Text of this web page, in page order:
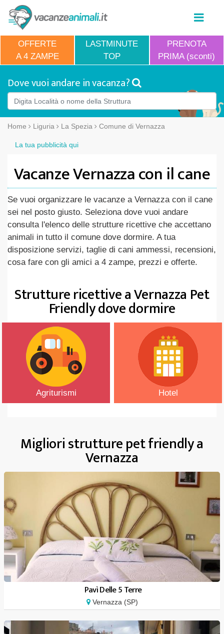
OFFERTE
A 4 ZAMPE
LASTMINUTE
TOP
PRENOTA
PRIMA (sconti)
Dove vuoi andare in vacanza?
Home Liguria La Spezia Comune di Vernazza
La tua pubblicità qui
Vacanze Vernazza con il cane
Se vuoi organizzare le vacanze a Vernazza con il cane
sei nel posto giusto. Seleziona dove vuoi andare
consulta l'elenco delle strutture ricettive che accettano
animali in tutto il comune dove dormire. A tua
disposizione servizi, taglie di cani ammessi, recensioni,
cosa fare con gli amici a 4 zampe, prezzi e offerte.
Strutture ricettive a Vernazza Pet
Friendly dove dormire
Agriturismi Hotel
Migliori strutture pet friendly a
Vernazza
Pavì Delle 5 Terre
Vernazza (SP)